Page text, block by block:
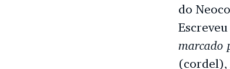
do
marcado
(cordel),